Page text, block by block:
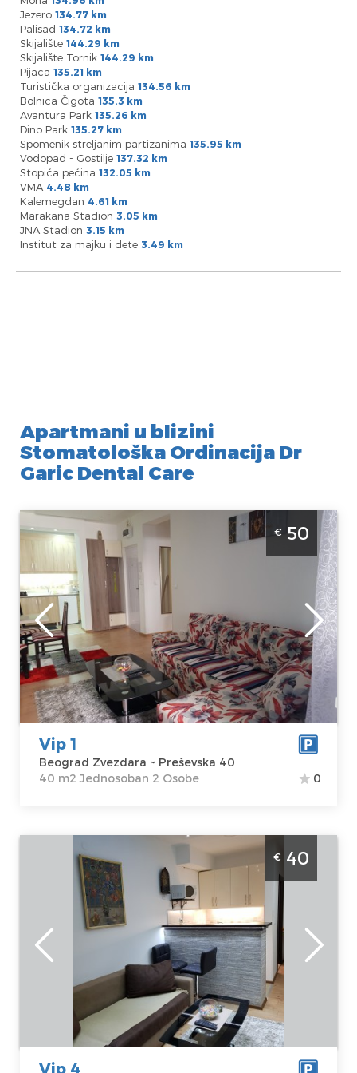
Jezero 134.77 km
Palisad 134.72 km
Skijalište 144.29 km
Skijalište Tornik 144.29 km
Pijaca 135.21 km
Turistička organizacija 134.56 km
Bolnica Čigota 135.3 km
Avantura Park 135.26 km
Dino Park 135.27 km
Spomenik streljanim partizanima 135.95 km
Vodopad - Gostilje 137.32 km
Stopića pećina 132.05 km
VMA 4.48 km
Kalemegdan 4.61 km
Marakana Stadion 3.05 km
JNA Stadion 3.15 km
Institut za majku i dete 3.49 km
Apartmani u blizini
Stomatološka Ordinacija Dr
Garic Dental Care
Jednosoban Apartman Vip 1 Beograd Zvezdara
Beograd
Lokacija:
Beograd
Zvezdara
Adresa:
Preševska 40
Cena50 €
Gosti:
Kvadratura :
m2
Struktura :
Jednosoban
€ 50
Vip 1
Beograd Zvezdara ~ Preševska 40
40 m2 Jednosoban 2 Osobe
0
Jednosoban Apartman Vip 4 Beograd Zvezdara
Lokacija:
Beograd
Zvezdara
Adresa:
Preševska 40
40 €
Gosti:
Kvadratura :36
m2
Struktura :
Jednosoban
€ 40
Vip 4